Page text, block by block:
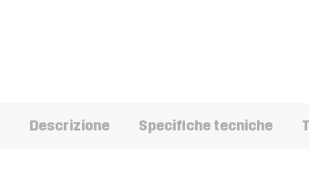
Descrizione Specifiche tecniche